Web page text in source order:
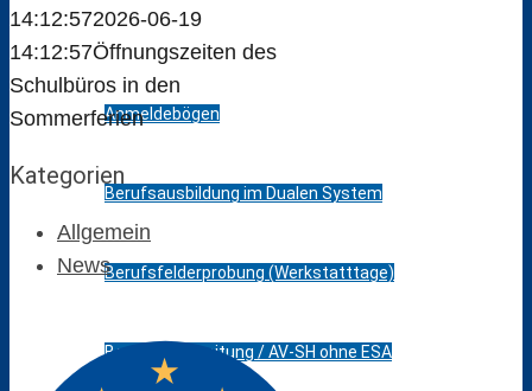
Anmeldebögen
Berufsausbildung im Dualen System
Berufsfelderprobung (Werkstatttage)
Berufsvorbereitung / AV-SH ohne ESA
14:12:572026-06-19
14:12:57Öffnungszeiten des
Schulbüros in den
Sommerferien
Kategorien
Allgemein
News